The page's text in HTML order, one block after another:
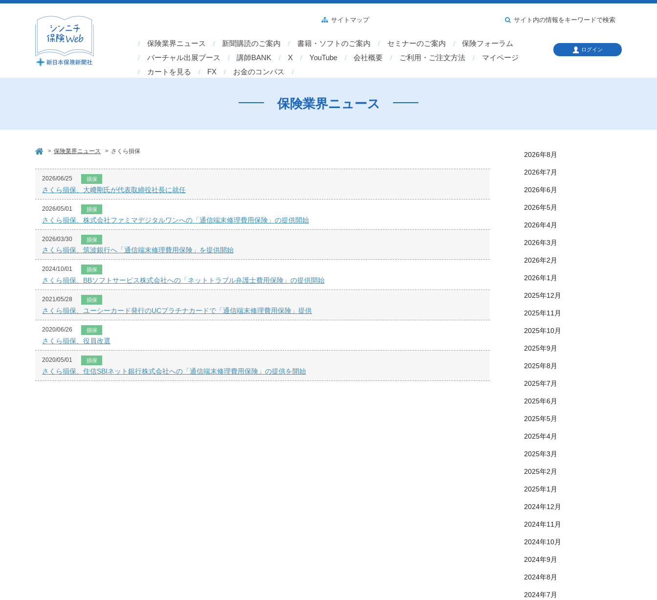
保険業界ニュース 新聞購読のご案内 書籍・ソフトのご案内 セミナーのご案内
保険フォーラム
バーチャル出展ブース
講師BANK X YouTube 会社概要 ご利用・ご注文方法
マイページ
カートを見る
FX お金のコンパス
サイトマップ サイト内の情報をキーワードで検索
ログイン
保険業界ニュース
> 保険業界ニュース > さくら損保
2026/06/25 損保
さくら損保、大﨑剛氏が代表取締役社長に就任
2026/05/01 損保
さくら損保、株式会社ファミマデジタルワンへの「通信端末修理費用保険」の提供開始
2026/03/30 損保
さくら損保、筑波銀行へ「通信端末修理費用保険」を提供開始
2024/10/01 損保
さくら損保、BBソフトサービス株式会社への「ネットトラブル弁護士費用保険」の提供開始
2021/05/28 損保
さくら損保、ユーシーカード発行のUCプラチナカードで「通信端末修理費用保険」提供
2020/06/26 損保
さくら損保、役員改選
2020/05/01 損保
さくら損保、住信SBIネット銀行株式会社への「通信端末修理費用保険」の提供を開始
2026年8月
2026年7月
2026年6月
2026年5月
2026年4月
2026年3月
2026年2月
2026年1月
2025年12月
2025年11月
2025年10月
2025年9月
2025年8月
2025年7月
2025年6月
2025年5月
2025年4月
2025年3月
2025年2月
2025年1月
2024年12月
2024年11月
2024年10月
2024年9月
2024年8月
2024年7月